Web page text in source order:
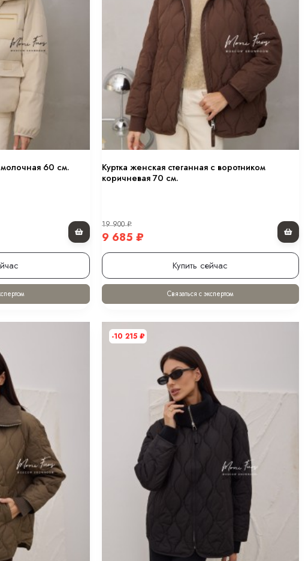
молочная 60 см.
Куртка женская стеганная с воротником
коричневая 70 см.
19 900₽
9 685 ₽
Купить сейчас
Связаться с экспертом
-10 215 ₽